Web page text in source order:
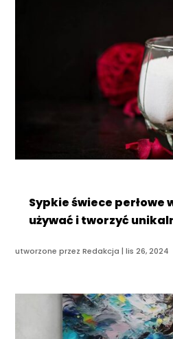
Sypkie świece perłowe
używać i tworzyć
utworzone przezRedakcja |lis 26, 2024